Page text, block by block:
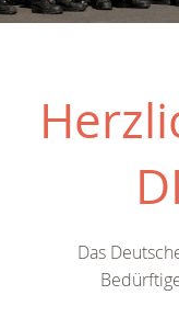
Das